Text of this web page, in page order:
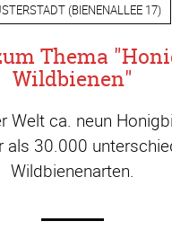
(BIENENALLEE 17)
Thema
Wildbienen"
Welt ca. neun
als 30.000
Wildbienenarten.